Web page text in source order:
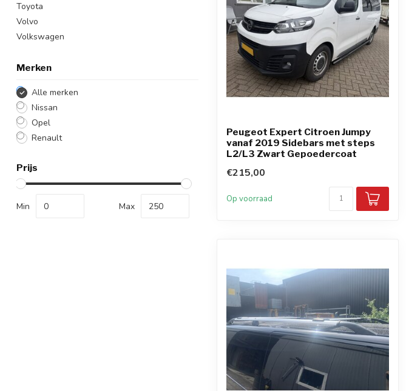
Toyota
Volvo
Volkswagen
Merken
Alle merken
Nissan
Opel
Renault
Prijs
Min Max
Peugeot Expert Citroen Jumpy
vanaf 2019 Sidebars met steps
L2/L3 Zwart Gepoedercoat
€215,00
Op voorraad